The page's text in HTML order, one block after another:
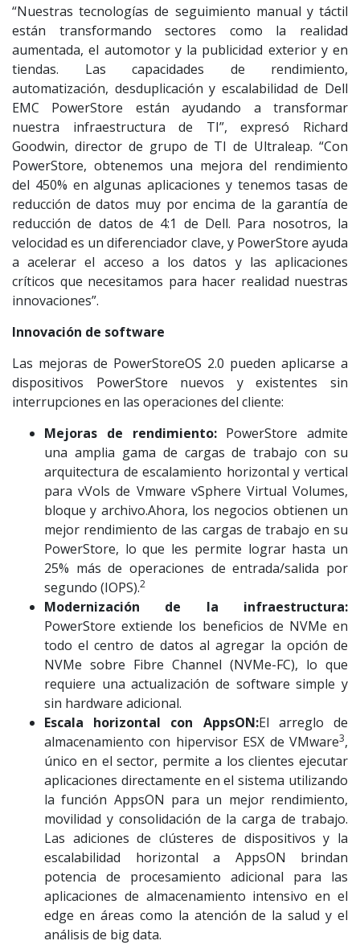
“Nuestras tecnologías de seguimiento manual y táctil
están transformando sectores como la realidad
aumentada, el automotor y la publicidad exterior y en
tiendas. Las capacidades de rendimiento,
automatización, desduplicación y escalabilidad de Dell
EMC PowerStore están ayudando a transformar
nuestra infraestructura de TI”, expresó Richard
Goodwin, director de grupo de TI de Ultraleap. “Con
PowerStore, obtenemos una mejora del rendimiento
del 450% en algunas aplicaciones y tenemos tasas de
reducción de datos muy por encima de la garantía de
reducción de datos de 4:1 de Dell. Para nosotros, la
velocidad es un diferenciador clave, y PowerStore ayuda
a acelerar el acceso a los datos y las aplicaciones
críticos que necesitamos para hacer realidad nuestras
innovaciones”.
Innovación de software
Las mejoras de PowerStoreOS 2.0 pueden aplicarse a
dispositivos PowerStore nuevos y existentes sin
interrupciones en las operaciones del cliente:
Mejoras de rendimiento: PowerStore admite
una amplia gama de cargas de trabajo con su
arquitectura de escalamiento horizontal y vertical
para vVols de Vmware vSphere Virtual Volumes,
bloque y archivo.Ahora, los negocios obtienen un
mejor rendimiento de las cargas de trabajo en su
PowerStore, lo que les permite lograr hasta un
25% más de operaciones de entrada/salida por
segundo (IOPS).2
Modernización de la infraestructura:
PowerStore extiende los beneficios de NVMe en
todo el centro de datos al agregar la opción de
NVMe sobre Fibre Channel (NVMe-FC), lo que
requiere una actualización de software simple y
sin hardware adicional.
Escala horizontal con AppsON:El arreglo de
almacenamiento con hipervisor ESX de VMware3,
único en el sector, permite a los clientes ejecutar
aplicaciones directamente en el sistema utilizando
la función AppsON para un mejor rendimiento,
movilidad y consolidación de la carga de trabajo.
Las adiciones de clústeres de dispositivos y la
escalabilidad horizontal a AppsON brindan
potencia de procesamiento adicional para las
aplicaciones de almacenamiento intensivo en el
edge en áreas como la atención de la salud y el
análisis de big data.